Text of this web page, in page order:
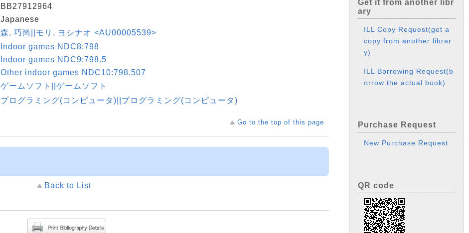
BB27912964
Japanese
森, 巧尚||モリ, ヨシナオ <AU00005539>
Indoor games NDC8:798
Indoor games NDC9:798.5
Other indoor games NDC10:798.507
ゲームソフト||ゲームソフト
プログラミング(コンピュータ)||プログラミング(コンピュータ)
Go to the top of this page
Back to List
Get it from another libr
ary
ILL Copy Request(get a
copy from another librar
y)
ILL Borrowing Request(b
orrow the actual book)
Purchase Request
New Purchase Request
QR code